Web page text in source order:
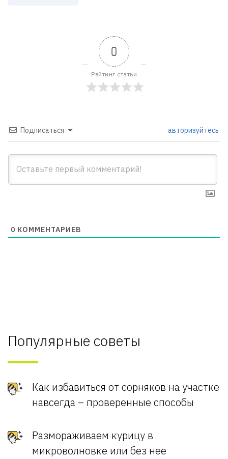
0
Рейтинг статьи
Подписаться авторизуйтесь
0 КОММЕНТАРИЕВ
Популярные советы
Как избавиться от сорняков на участке
навсегда – проверенные способы
Размораживаем курицу в
микроволновке или без нее